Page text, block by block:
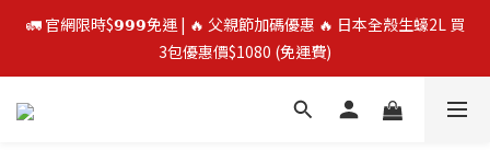
🚛 官網限時$𝟵𝟵𝟵免運 | 🔥 父親節加碼優惠 🔥 日本全殼生蠔2L 買
3包優惠價$1080 (免運費)
🚛 官網限時$𝟵𝟵𝟵免運 | 🔥 父親節加碼優惠 🔥 日本全殼生蠔2L 買
3包優惠價$1080 (免運費)
⭐️ 買二送一 ⭐️  冷凍榴槤❄️ 越南干堯/貓山王/金枕頭榴槤 單盒最低